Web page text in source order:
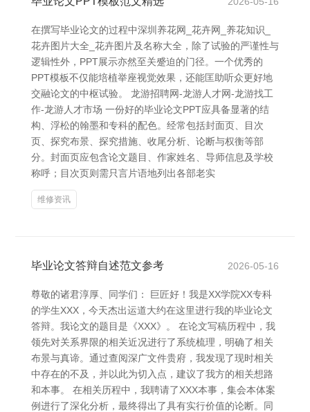
在撰写毕业论文的过程中深圳养花网_花卉网_养花知识_
花卉图片大全_花卉图片及名称大全，除了试验的严谨性与
逻辑性外，PPT展示亦然至关蹙迫的门径。一个优秀的
PPT模板不仅能培植举座视觉效果，还能匡助听众更好地
交融论文的中枢试验。 龙游招聘网-龙游人才网-龙游找工
作-龙游人才市场 一份好的毕业论文PPT应具备显著的结
构、浮松的翰墨和专科的配色。经常包括封面页、目次
页、探究布景、探究措施、收尾分析、论断与权衡等部
分。封面页应包含论文题目、作家姓名、导师信息及学校
称呼；目次页则需只言片语地列出各部老实
维修资讯
毕业论文答辩自述范文参考 2026-05-16
尊敬的诸君淳厚、同学们： 巨匠好！我是XX学院XX专科
的学生XXX，今天杰出运道大约在这里进行我的毕业论文
答辩。我论文的题目是《XXX》。 在论文写稿历程中，我
领先对关系界限的相关近况进行了系统梳理，明确了相关
布景与真谛。通过查阅深广文件贵府，我发现了现时相关
中存在的不及，并以此为切入点，建议了我方的相关想路
和本事。 在相关历程中，我聘请了XXX本事，集会本体案
例进行了深化分析，最终得出了具有实行价值的论断。同